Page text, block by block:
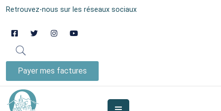
Retrouvez-nous sur les réseaux sociaux
Payer mes factures
AUJOURD’HUI
OLORON
JE
SUIS